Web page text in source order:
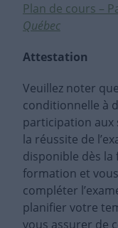
Plan de cours –
Québec
Attestation
Veuillez noter
conditionnelle à
participation aux
la réussite de
disponible dès la
formation et
compléter
planifier votre
vous assurer de